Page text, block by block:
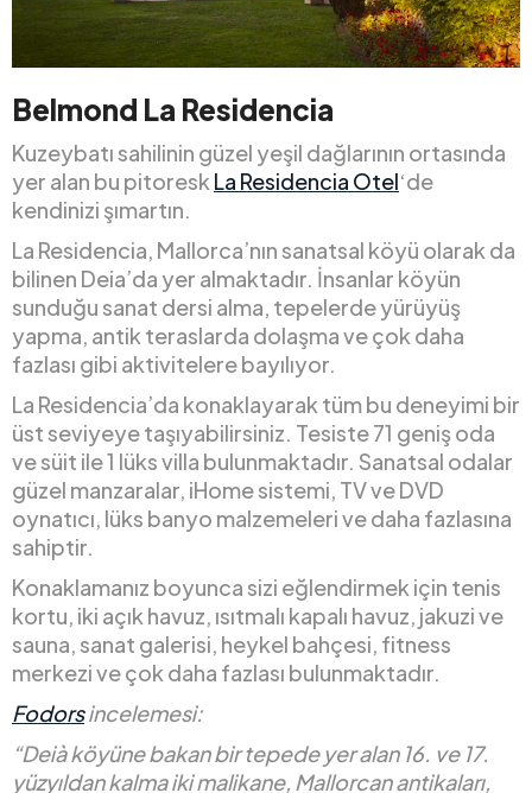
Belmond La Residencia
Kuzeybatı sahilinin güzel yeşil dağlarının ortasında
yer alan bu pitoresk La Residencia Otel‘de
kendinizi şımartın.
La Residencia, Mallorca’nın sanatsal köyü olarak da
bilinen Deia’da yer almaktadır. İnsanlar köyün
sunduğu sanat dersi alma, tepelerde yürüyüş
yapma, antik teraslarda dolaşma ve çok daha
fazlası gibi aktivitelere bayılıyor.
La Residencia’da konaklayarak tüm bu deneyimi bir
üst seviyeye taşıyabilirsiniz. Tesiste 71 geniş oda
ve süit ile 1 lüks villa bulunmaktadır. Sanatsal odalar
güzel manzaralar, iHome sistemi, TV ve DVD
oynatıcı, lüks banyo malzemeleri ve daha fazlasına
sahiptir.
Konaklamanız boyunca sizi eğlendirmek için tenis
kortu, iki açık havuz, ısıtmalı kapalı havuz, jakuzi ve
sauna, sanat galerisi, heykel bahçesi, fitness
merkezi ve çok daha fazlası bulunmaktadır.
Fodorsincelemesi:
“Deià köyüne bakan bir tepede yer alan 16. ve 17.
yüzyıldan kalma iki malikane, Mallorcan antikaları,